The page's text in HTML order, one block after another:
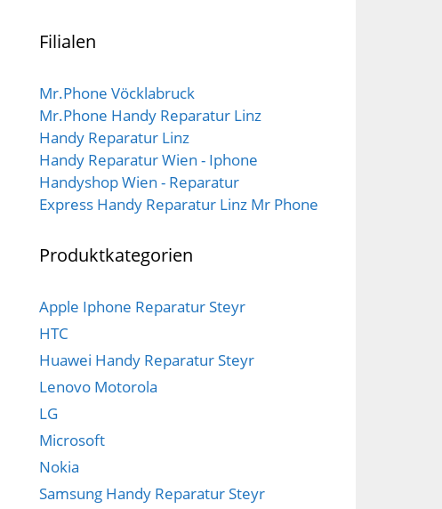
n
5Filialen
Mr.Phone Vöcklabruck
Mr.Phone Handy Reparatur Linz
Handy Reparatur Linz
Handy Reparatur Wien - Iphone
Handyshop Wien - Reparatur
Express Handy Reparatur Linz Mr Phone
Produktkategorien
Apple Iphone Reparatur Steyr
HTC
Huawei Handy Reparatur Steyr
Lenovo Motorola
LG
Microsoft
Nokia
Samsung Handy Reparatur Steyr